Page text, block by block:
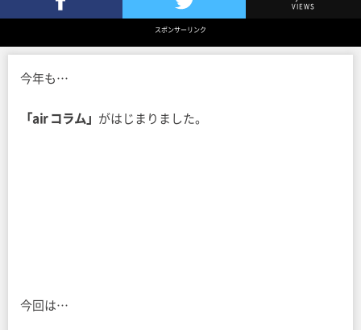
Twitterでツイート
VIEWS
スポンサーリンク
今年も…
「air コラム」 がはじまりました。
今回は…